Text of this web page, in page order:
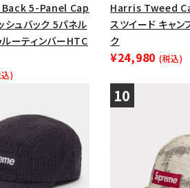
5-Panel Cap
シュバック 5パネル
ーティンバーHTC
)
Harris Tweed
スツイード キャン
ク
¥24,980 (税込)